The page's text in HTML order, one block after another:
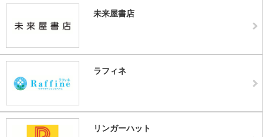
未来屋書店
ラフィネ
リンガーハット